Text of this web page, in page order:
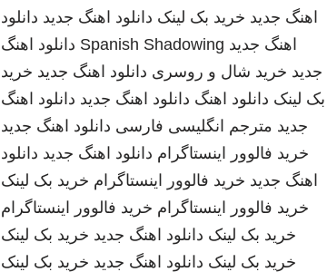
اهنگ جدید خرید بک لینک دانلود اهنگ جدید دانلود
اهنگ جدید Spanish Shadowing دانلود اهنگ
جدید خرید شال و روسری دانلود اهنگ جدید خرید
بک لینک دانلود اهنگ دانلود اهنگ جدید دانلود اهنگ
جدید مترجم انگلیسی فارسی دانلود اهنگ جدید
خرید فالوور اینستاگرام دانلود اهنگ جدید دانلود
اهنگ جدید خرید فالوور اینستاگرام خرید بک لینک
خرید فالوور اینستاگرام خرید فالوور اینستاگرام
خرید بک لینک دانلود اهنگ جدید خرید بک لینک
خرید بک لینک دانلود اهنگ جدید خرید بک لینک